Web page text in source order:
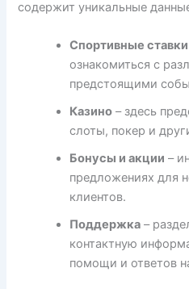
содержит уникальные
Спортивные ставки
ознакомиться с
предстоящими
Казино – здесь
слоты, покер и
Бонусы и акции –
предложениях для
клиентов.
Поддержка –
контактную
помощи и ответов